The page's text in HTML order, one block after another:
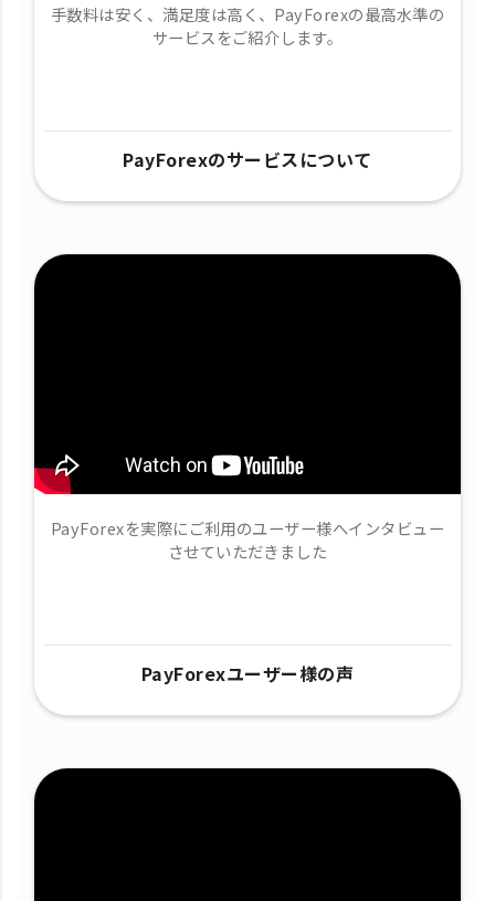
手数料は安く、満足度は高く、PayForexの最高水準の
サービスをご紹介します。
PayForexのサービスについて
PayForexを実際にご利用のユーザー様へインタビュー
させていただきました
PayForexユーザー様の声​